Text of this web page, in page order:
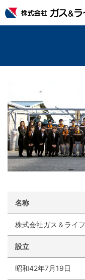
名称
株式会社ガス＆ライフ
設立
昭和42年7月19日